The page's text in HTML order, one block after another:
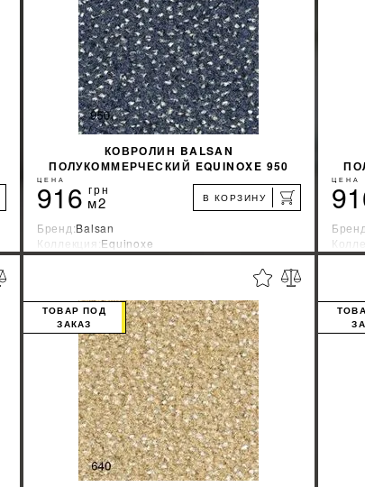
КОВРОЛИН BALSAN
ПОЛУКОММЕРЧЕСКИЙ EQUINOXE 950
ЦЕНА
916 грн
м2 В КОРЗИНУ
Бренд:Balsan
Коллекция:Equinoxe
Страна-производитель:Франция
УЗНАТЬ СВОЮ СКИДКУ %
КУПИТЬ
ЦЕНА
ТОВАР ПОД
ЗАКАЗ